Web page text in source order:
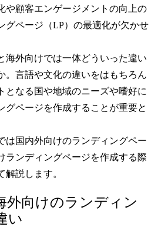
や顧客エンゲージメントの向上の
グページ（LP）の最適化が欠かせ
海外向けでは一体どういった違い
。言語や文化の違いをはもちろん
となる国や地域のニーズや嗜好に
グページを作成することが重要と
は国内外向けのランディングペー
ランディングページを作成する際
解説します。
外向けのランディン
い